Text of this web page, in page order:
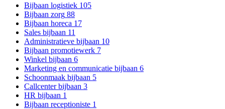
Bijbaan logistiek 105
Bijbaan zorg 88
Bijbaan horeca 17
Sales bijbaan 11
Administratieve bijbaan 10
Bijbaan promotiewerk 7
Winkel bijbaan 6
Marketing en communicatie bijbaan 6
Schoonmaak bijbaan 5
Callcenter bijbaan 3
HR bijbaan 1
Bijbaan receptioniste 1